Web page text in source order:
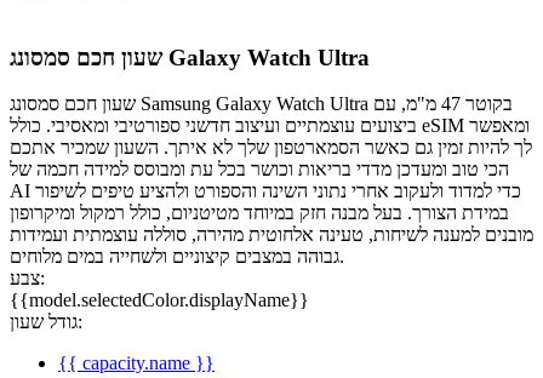
שעון חכם סמסונג Galaxy Watch Ultra
שעון חכם סמסונג Samsung Galaxy Watch Ultra בקוטר 47 מ"מ, עם
ביצועים עוצמתיים ועיצוב חדשני ספורטיבי ומאסיבי. כולל eSIM ומאפשר
לך להיות זמין גם כאשר הסמארטפון שלך לא איתך. השעון שמכיר אתכם
הכי טוב ומעדכן מדדי בריאות וכושר בכל עת ומבוסס למידה חכמה של
AI כדי למדוד ולעקוב אחרי נתוני השינה והספורט ולהציע טיפים לשיפור
במידת הצורך. בעל מבנה חזק במיוחד מטיטניום, כולל רמקול ומיקרופון
מובנים למענה לשיחות, טעינה אלחוטית מהירה, סוללה עוצמתית ועמידות
גבוהה במצבים קיצוניים ולשחייה במים מלוחים.
צבע:
{{model.selectedColor.displayName}}
גודל שעון:
{{ capacity.name }}